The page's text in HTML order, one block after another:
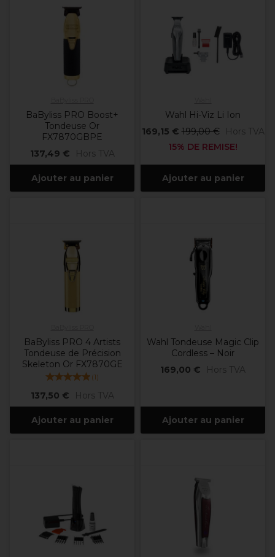
BaByliss PRO Boost+
Tondeuse Or
FX7870GBPE
137,49 €
Hors TVA
Ajouter au panier
Wahl Hi-Viz Li Ion
169,15 € 199,00 €
Hors TVA
15% DE REMISE!
Ajouter au panier
BaByliss PRO 4 Artists
Tondeuse de Précision
Skeleton Or FX7870GE
(1)
137,50 € Hors TVA
Ajouter au panier
Wahl Tondeuse Magic Clip
Cordless – Noir
169,00 €
Hors TVA
Ajouter au panier